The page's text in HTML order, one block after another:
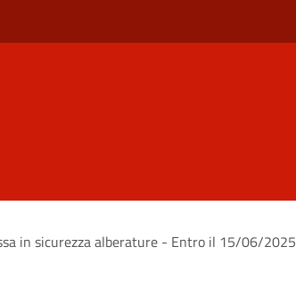
in sicurezza alberature - Entro il 15/06/2025